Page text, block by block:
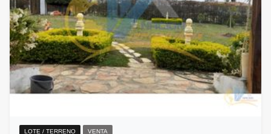
LOTE / TERRENO VENTA